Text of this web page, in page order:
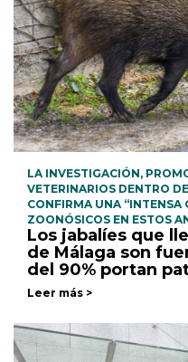
LA INVESTIGACIÓN,
VETERINARIOS DENTRO
CONFIRMA UNA “INTENSA
ZOONÓSICOS EN ESTOS
Los jabalíes que
de Málaga son
del 90% portan
Leer más >